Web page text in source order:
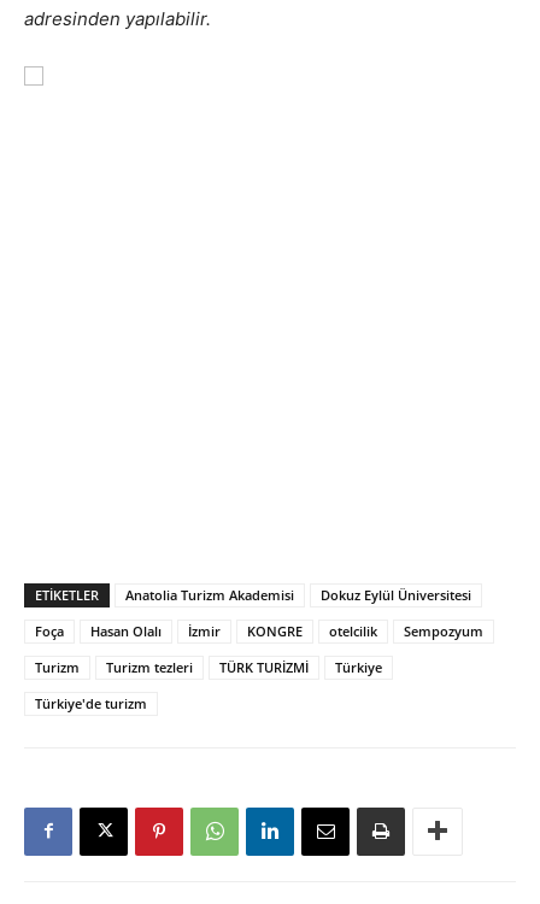
adresinden yapılabilir.
ETIKETLER Anatolia Turizm Akademisi
Dokuz Eylül Üniversitesi
Foça
Hasan Olalı İzmir KONGRE otelcilik
Sempozyum
Turizm
Turizm tezleri TÜRK TURİZMİ
Türkiye
Türkiye'de turizm